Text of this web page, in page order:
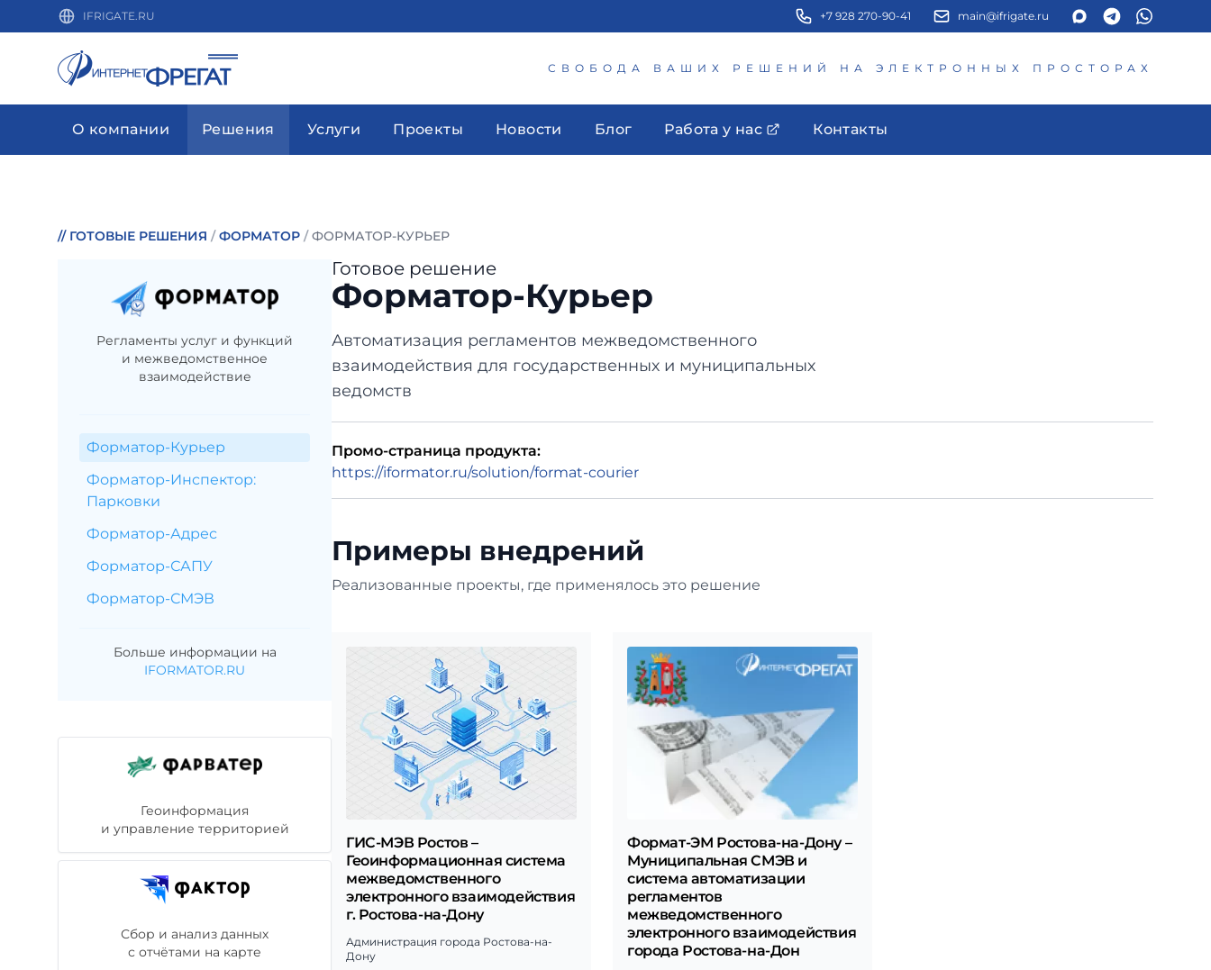
IFRIGATE.RU +7 928 270-90-41 main@ifrigate.ru
СВОБОДА ВАШИХ РЕШЕНИЙ НА ЭЛЕКТРОННЫХ ПРОСТОРАХ
О компании Решения Услуги Проекты Новости Блог Работа у нас Контакты
// ГОТОВЫЕ РЕШЕНИЯ / ФОРМАТОР / ФОРМАТОР-КУРЬЕР
Регламенты услуг и функций
и межведомственное
взаимодействие
Форматор-Курьер
Форматор-Инспектор:
Парковки
Форматор-Адрес
Форматор-САПУ
Форматор-СМЭВ
Больше информации на
IFORMATOR.RU
Геоинформация
и управление территорией
Сбор и анализ данных
с отчётами на карте
Готовое решение
Форматор-Курьер
Автоматизация регламентов межведомственного
взаимодействия для государственных и муниципальных
ведомств
Промо-страница продукта:
https://iformator.ru/solution/format-courier
Примеры внедрений
Реализованные проекты, где применялось это решение
ГИС-МЭВ Ростов –
Геоинформационная система
межведомственного
электронного взаимодействия
г. Ростова-на-Дону
Администрация города Ростова-на-
Дону
Формат-ЭМ Ростова-на-Дону –
Муниципальная СМЭВ и
система автоматизации
регламентов
межведомственного
электронного взаимодействия
города Ростова-на-Дон